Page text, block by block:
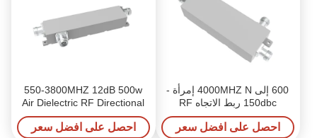
600 إلى 4000MHZ N إمرأة -
150dbc ربط الاتجاه RF
احصل على افضل سعر
550-3800MHZ 12dB 500w
Air Dielectric RF Directional
Coupler المزدوج الاتجاهي
احصل على افضل سعر